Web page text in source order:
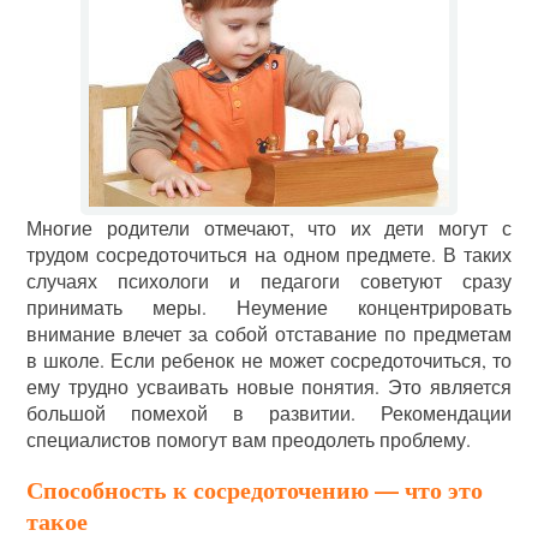
Многие родители отмечают, что их дети могут с
трудом сосредоточиться на одном предмете. В таких
случаях психологи и педагоги советуют сразу
принимать меры. Неумение концентрировать
внимание влечет за собой отставание по предметам
в школе. Если ребенок не может сосредоточиться, то
ему трудно усваивать новые понятия. Это является
большой помехой в развитии. Рекомендации
специалистов помогут вам преодолеть проблему.
Способность к сосредоточению — что это
такое